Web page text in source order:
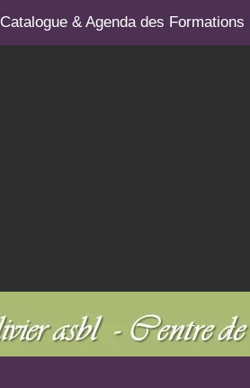
Catalogue & Agenda des Formations